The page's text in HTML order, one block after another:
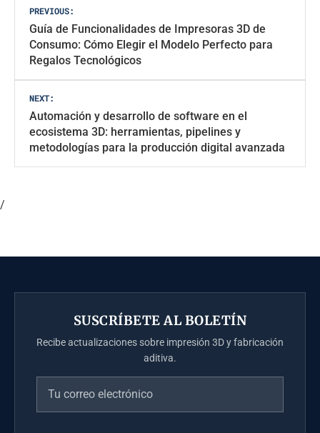
Navegación
de
entradas
PREVIOUS:
Guía de Funcionalidades de Impresoras 3D de
Consumo: Cómo Elegir el Modelo Perfecto para
Regalos Tecnológicos
NEXT:
Automación y desarrollo de software en el
ecosistema 3D: herramientas, pipelines y
metodologías para la producción digital avanzada
/
SUSCRÍBETE AL BOLETÍN
Recibe actualizaciones sobre impresión 3D y fabricación
aditiva.